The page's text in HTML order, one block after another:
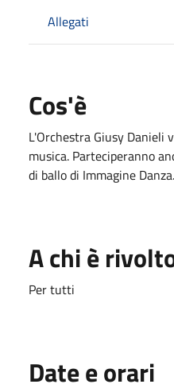
Allegati
Cos'è
L'Orchestra Giusy Danieli
musica. Parteciperanno
di ballo di Immagine Danza.
A chi è
Per tutti
Date e orari